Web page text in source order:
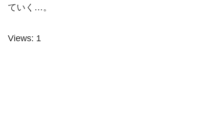
ていく…。
Views: 1